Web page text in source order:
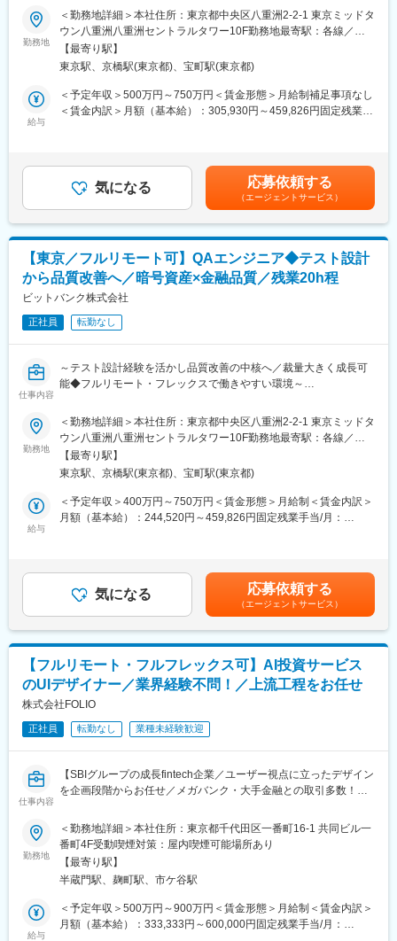
16:00 顧客への代理店と提案同行
(代理店に同行し適切な商品提案をサポートします。)
18:30 退社
■充実した研修制度：
り、そのため商品に関する知識や税務・財務知識がなくても安心
してご入社いただき、異業種・異業界からの方も活躍しておりま
『プラチナくるみん』に認定や、ホワイト500に9年連続該当をは
じめ、育児休暇の取得はもちろん、抜群の就業環境のため長く勤
務していただける環境です。
変更の範囲：会社の定める業務
■職務内容：
本ポジションは、JADAT事業における下記業務をご担当いただき
ます。
・ビジネスリアリングの実施及び問い合わせ対応
・営業ワークフローの整備
・新ビジネスに係る説明資料の作成
・目標達成に対する必要なKPIの設定、進捗管理、必要に応じた各
いただきます。
した「日本デジタルアセットトラスト設立準備株式会社 （略称：
JADAT（Japan Digital Asset Trust Preparatory Company, inc.）」
です。
これまで、デジタルアセットの投資家は主に個人が主流でした
が、近年、市場拡大に伴い機関投資家もデジタルアセットへの投
資を加速させています。信頼性と透明性の高い資産管理の仕組み
が求められるデジタル社会において、これらデジタルアセットを
安全に保管管理するカストディサービスの必要性はますます高ま
ってくることが予想されます。
これからデジタルアセットカストディ事業の体制整備を進めてい
くにあたり、この新領域の開拓に共にチャレンジしていくメンバ
ーの募集を行っています。
クチェーンのセキュリティトークン、ステーブルコインおよび
NFT等の総称
価値を流通させる」です。暗号資産交換業者として金融庁から正
式に認定されています。2021年9月には約75億円の資金調達も実
施し、急速に成長、拡大しています。国内の暗号資産取引所とし
て初めてISMS認証を取得するなど、セキュリティレベルの高さも
強みです。
※全暗号資産（仮想通貨）取引所中取引量国内No.1…2021年2月
14日 CoinMarketCap調べ
変更の範囲：会社の定める業務
勤務地
＜勤務地詳細＞本社住所：東京都中央区八重洲2-2-1 東京ミッドタ
ウン八重洲八重洲セントラルタワー10F勤務地最寄駅：各線／五
反田駅受動喫煙対策：屋内全面禁煙変更の範囲：本文参照
【最寄り駅】
東京駅、京橋駅(東京都)、宝町駅(東京都)
給与
＜予定年収＞500万円～750万円＜賃金形態＞月給制補足事項なし
＜賃金内訳＞月額（基本給）：305,930円～459,826円固定残業手
金はあくまでも目安の金額であり、選考を通じて上下する可能性
があります。月給(月額)は固定手当を含めた表記です。
気になる 応募依頼する
（エージェントサービス）
【東京／フルリモート可】QAエンジニア◆テスト設計
から品質改善へ／暗号資産×金融品質／残業20h程
ビットバンク株式会社
正社員 転勤なし
仕事内容
～テスト設計経験を活かし品質改善の中核へ／裁量大きく成長可
能◆フルリモート・フレックスで働きやすい環境～
■募集背景：
ビットバンクのミッション「ビットコインの技術で、世界中にあ
らゆる価値を流通させる」に共感できる仲間を募集しています。
ビットバンクのシステム部はプロフェッショナル集団であり、あ
らゆる価値をテクノロジーを通して提供しております。現在、さ
らなる発展を目標に、「インターネットサービスとしてのスピー
ド感」と「金融機関に求められる高い品質」をコアに、QAチーム
してくださる、QA／テストプロフェッショナルからのエントリー
をお待ちしております。
・テスト実行
・バグ起票と管理
・テスト進捗管理／レポート
■どんな仲間がいるのか：
現在、100名を超えるメンバーが在籍しています。20代～30代の
メンバーが約70％と若手中心ですが、40代以上の経験豊富なベテ
ランも多数在籍しています。メンバー全員が同じ夢を描き、日々
切磋琢磨しながら大きな目標に対してチャレンジしています。私
Valuesを大切にしています。
■就業環境：
以下のように社員が働きやすい環境が整っています。
・土日祝休み
・フレックス制度（コアタイム10-16時）
勤務地
＜勤務地詳細＞本社住所：東京都中央区八重洲2-2-1 東京ミッドタ
ウン八重洲八重洲セントラルタワー10F勤務地最寄駅：各線／五
反田駅受動喫煙対策：屋内全面禁煙変更の範囲：会社の定める事
業所（リモートワーク含む）
【最寄り駅】
東京駅、京橋駅(東京都)、宝町駅(東京都)
給与
＜予定年収＞400万円～750万円＜賃金形態＞月給制＜賃金内訳＞
月額（基本給）：244,520円～459,826円固定残業手当/月：
給与詳細は、経験などを考慮し決定します。※45時間を超える時
間外労働分についての割増賃金は追加で支給賃金はあくまでも目
安の金額であり、選考を通じて上下する可能性があります。月給
(月額)は固定手当を含めた表記です。
気になる 応募依頼する
（エージェントサービス）
【フルリモート・フルフレックス可】AI投資サービス
のUIデザイナー／業界経験不問！／上流工程をお任せ
株式会社FOLIO
正社員 転勤なし 業種未経験歓迎
仕事内容
【SBIグループの成長fintech企業／ユーザー視点に立ったデザイン
を企画段階からお任せ／メガバンク・大手金融との取引多数！／
100%】
資産運用ロボアドバイザーおよびファンドラップ事業を手掛け急
成長している同社でUIデザイナーをお任せします。
「資産運用が誰にとっても身近なものになる」ことを目指す、オ
ンライン証券のスタートアップ企業です。
勤務地
＜勤務地詳細＞本社住所：東京都千代田区一番町16-1 共同ビル一
番町4F受動喫煙対策：屋内喫煙可能場所あり
【最寄り駅】
半蔵門駅、麹町駅、市ケ谷駅
給与
＜予定年収＞500万円～900万円＜賃金形態＞月給制＜賃金内訳＞
月額（基本給）：333,333円～600,000円固定残業手当/月：